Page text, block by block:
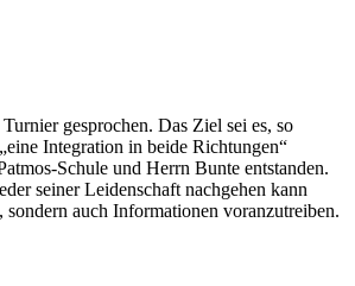
gesprochen. Das Ziel sei es, so
Integration in beide Richtungen“
Schule und Herrn Bunte entstanden.
seiner Leidenschaft nachgehen kann
auch Informationen voranzutreiben.